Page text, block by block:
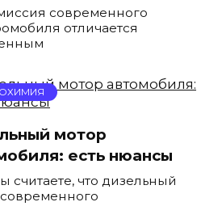
современного
отличается
мотор
есть нюансы
считаете, что дизельный